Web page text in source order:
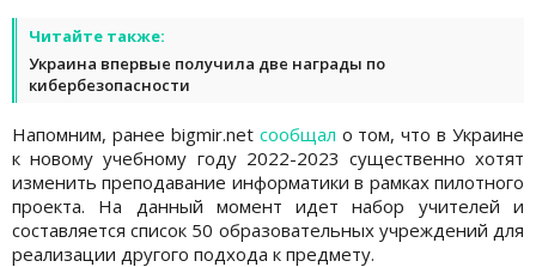
Читайте также:
Украина впервые получила две награды по
кибербезопасности
Напомним, ранее bigmir.net сообщал о том, что в Украине
к новому учебному году 2022-2023 существенно хотят
изменить преподавание информатики в рамках пилотного
проекта. На данный момент идет набор учителей и
составляется список 50 образовательных учреждений для
реализации другого подхода к предмету.